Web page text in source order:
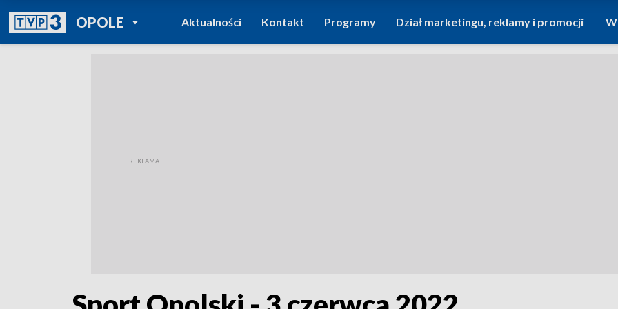
OPOLEPOWRÓT DO
TVP REGIONY
Aktualności Kontakt Programy Dział marketingu, reklamy i promocji